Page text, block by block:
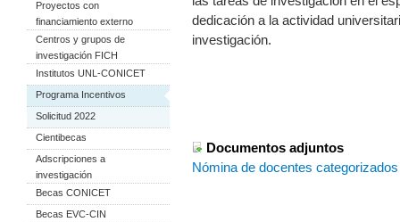
Proyectos con
financiamiento externo
Centros y grupos de
investigación FICH
Institutos UNL-CONICET
Programa Incentivos
Solicitud 2022
Cientibecas
Adscripciones a
investigación
Becas CONICET
Becas EVC-CIN
dedicación a la actividad
investigación.
Documentos adjuntos
Nómina de docentes categorizados